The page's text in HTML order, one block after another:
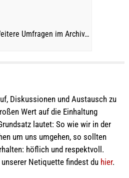
Umfragen im Archiv…
Diskussionen und Austausch zu
Wert auf die Einhaltung
lautet: So wie wir in der
um uns umgehen, so sollten
höflich und respektvoll.
Netiquette findest du hier.